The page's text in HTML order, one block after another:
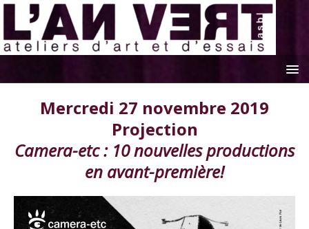
Mercredi 27 novembre 2019
Projection
Camera-etc : 10 nouvelles productions
en avant-première!